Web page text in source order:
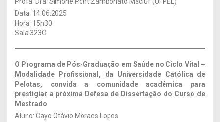
Data: 14.06.2025
Hora: 15h30
Sala:323C
O Programa de Pós-Graduação em Saúde no Ciclo Vital –
Modalidade Profissional, da Universidade Católica de
Pelotas, convida a comunidade acadêmica para
prestigiar a próxima Defesa de Dissertação do Curso de
Mestrado
Aluno: Cayo Otávio Moraes Lopes